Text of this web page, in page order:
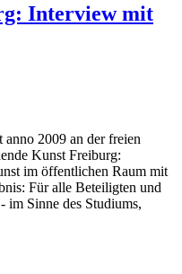
Interview mit
2009 an der freien
Kunst Freiburg:
im öffentlichen Raum mit
Für alle Beteiligten und
im Sinne des Studiums,